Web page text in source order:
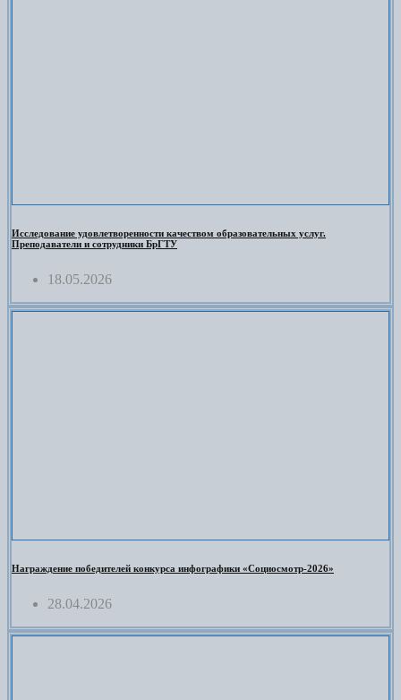
Исследование удовлетворенности качеством образовательных услуг.
Преподаватели и сотрудники БрГТУ
18.05.2026
Награждение победителей конкурса инфографики «Социосмотр-2026»
28.04.2026